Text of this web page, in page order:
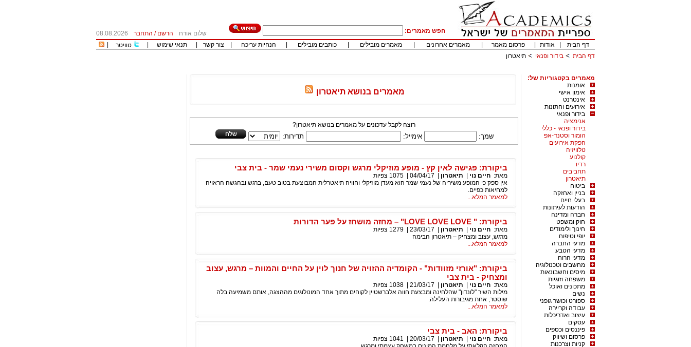
חפש מאמרים: שלום אורח הרשם / התחבר
08.08.2026
דף הבית
אודות פרסום מאמר מאמרים אחרונים מאמרים מובילים כותבים מובילים הנחיות עריכה צור קשר תנאי שימוש טוויטר
דף הבית
בידור ופנאי תיאטרון
מאמרים בקטגוריות של:
אומנות
אימון אישי
אינטרנט
אירועים וחתונות
בידור ופנאי
אנימציה
בידור ופנאי - כללי
הומור וסטנד-אפ
הפקת אירועים
טלוויזיה
קולנוע
רדיו
תחביבים
תיאטרון
ביטוח
בניין ואחזקה
בעלי חיים
הודעות לעיתונות
חברה ומדינה
חוק ומשפט
חינוך ולימודים
יופי וטיפוח
מדעי החברה
מדעי הטבע
מדעי הרוח
מחשבים וטכנולוגיה
מיסים וחשבונאות
משפחה וזוגיות
מתכונים ואוכל
נשים
ספורט וכושר גופני
עבודה וקריירה
עיצוב ואדריכלות
עסקים
פיננסים וכספים
פרסום ושיווק
קניות וצרכנות
מאמרים בנושא תיאטרון
רוצה לקבל עדכונים על מאמרים בנושא תיאטרון?
שמך: אימייל: תדירות:
ביקורת: פגישה לאין קץ - מופע מוזיקלי מרגש וקסום משירי נעמי שמר - בית צבי
מאת: חיים נוי תיאטרון 04/04/17
1075 צפיות
אין ספק כי המופע משיריה של נעמי שמר הוא מעדן מוזיקלי וחוויה תיאטרלית המבוצעת בטוב טעם, ברגש ובהגשה הראויה
למחיאות כפיים.
למאמר המלא...
ביקורת: " LOVE LOVE LOVE" – מחזה מושחז על פער הדורות
מאת: חיים נוי תיאטרון 23/03/17
1279 צפיות
מרגש, עצוב ומצחיק – תיאטרון הבימה
למאמר המלא...
ביקורת: "אורזי מזוודות" - הקומדיה ההזויה של חנוך לוין על החיים והמוות – מרגש, עצוב
ומצחיק - בית צבי
מאת: חיים נוי תיאטרון 21/03/17
1038 צפיות
מילות השיר "לונדון" שהלחינה ומבצעת חווה אלברשטיין לקוחים מתוך אחד המונולוגים מההצגה, אותם משמיעה בלה
שוסטר, אחת מגיבורות העלילה.
למאמר המלא...
ביקורת: האב - בית צבי
מאת: חיים נוי תיאטרון 20/03/17
1041 צפיות